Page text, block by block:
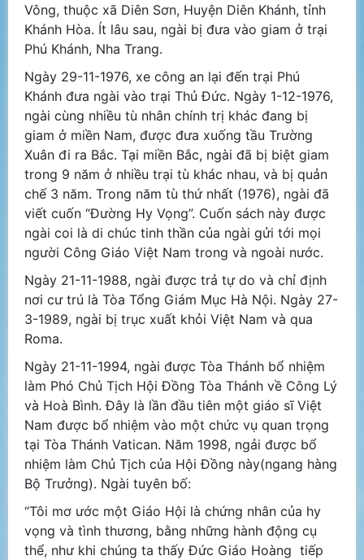
Vông, thuộc xã Diên Sơn, Huyện Diên Khánh, tỉnh
Khánh Hòa. Ít lâu sau, ngài bị đưa vào giam ở trại
Phú Khánh, Nha Trang.
Ngày 29-11-1976, xe công an lại đến trại Phú
Khánh đưa ngài vào trại Thủ Đức. Ngày 1-12-1976,
ngài cùng nhiều tù nhân chính trị khác đang bị
giam ở miền Nam, được đưa xuống tầu Trường
Xuân đi ra Bắc. Tại miền Bắc, ngài đã bị biệt giam
trong 9 năm ở nhiều trại tù khác nhau, và bị quản
chế 3 năm. Trong năm tù thứ nhất (1976), ngài đã
viết cuốn “Đường Hy Vọng”. Cuốn sách này được
ngài coi là di chúc tinh thần của ngài gửi tới mọi
người Công Giáo Việt Nam trong và ngoài nước.
Ngày 21-11-1988, ngài được trả tự do và chỉ định
nơi cư trú là Tòa Tổng Giám Mục Hà Nội. Ngày 27-
3-1989, ngài bị trục xuất khỏi Việt Nam và qua
Roma.
Ngày 21-11-1994, ngài được Tòa Thánh bổ nhiệm
làm Phó Chủ Tịch Hội Đồng Tòa Thánh về Công Lý
và Hoà Bình. Đây là lần đầu tiên một giáo sĩ Việt
Nam được bổ nhiệm vào một chức vụ quan trọng
tại Tòa Thánh Vatican. Năm 1998, ngải được bổ
nhiệm làm Chủ Tịch của Hội Đồng này(ngang hàng
Bộ Trưởng). Ngài tuyên bố:
“Tôi mơ ước một Giáo Hội là chứng nhân của hy
vọng và tình thương, bằng những hành động cụ
thể, như khi chúng ta thấy Đức Giáo Hoàng tiếp